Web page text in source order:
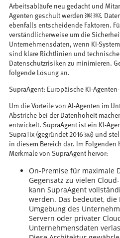
Arbeitsabläufe neu gedacht und
Agenten geschult werden ￼ ￼.
ebenfalls entscheidende Faktoren.
verständlicherweise um die
Unternehmensdaten, wenn KI-
sind klare Richtlinien und
Datenschutzrisiken zu minimieren.
folgende Lösung an.
SupraAgent: Europäische KI-
Um die Vorteile von AI-Agenten im
Abstriche bei der Datenhoheit
entwickelt. SupraAgent ist ein KI-
SupraTix (gegründet 2016 ￼) und
in diesem Bereich dar. Im
Merkmale von SupraAgent hervor:
On-Premise für maximale
Gegensatz zu vielen
kann SupraAgent
werden. Das bedeutet,
Umgebung des
Servern oder privater
Unternehmensdaten